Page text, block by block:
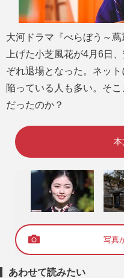
大河ドラマ『べらぼう～
上げた小芝風花が4月6日
ぞれ退場となった。ネッ
陥っている人も多い。そ
だったのか？
本
写真
あわせて読みたい